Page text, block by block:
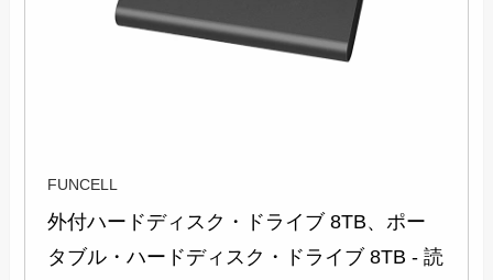
FUNCELL
外付ハードディスク・ドライブ 8TB、ポー
タブル・ハードディスク・ドライブ 8TB - 読